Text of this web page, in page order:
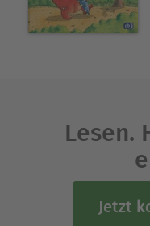
Lesen.
Jetzt